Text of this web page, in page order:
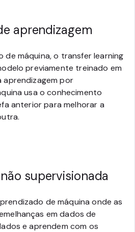
aprendizagem
de máquina, o transfer learning
previamente treinado em
aprendizagem por
usa o conhecimento
anterior para melhorar a
supervisionada
de máquina onde as
em dados de
e aprendem com os